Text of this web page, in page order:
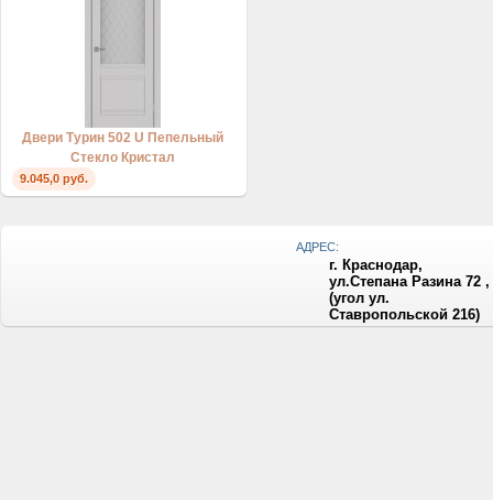
Двери Турин 502 U Пепельный
Стекло Кристал
9.045,0 руб.
АДРЕС:
г. Краснодар,
ул.Степана Разина 72 ,
(угол ул.
Ставропольской 216)